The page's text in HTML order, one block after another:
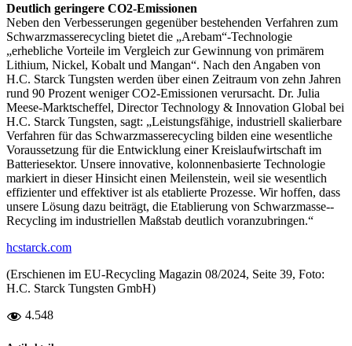
Deutlich geringere CO2-Emissionen
Neben den Verbesserungen gegenüber bestehenden Verfahren zum
Schwarzmasserecycling bietet die „Arebam“-Technologie
„erhebliche Vorteile im Vergleich zur Gewinnung von primärem
Lithium, Nickel, Kobalt und Mangan“. Nach den Angaben von
H.C. Starck Tungsten werden über einen Zeitraum von zehn Jahren
rund 90 Prozent weniger CO2-Emissionen verursacht. Dr. Julia
Meese-Marktscheffel, Director Technology & Innovation Global bei
H.C. Starck Tungsten, sagt: „Leistungsfähige, industriell skalierbare
Verfahren für das Schwarzmasserecycling bilden eine wesentliche
Voraussetzung für die Entwicklung einer Kreislaufwirtschaft im
Batteriesektor. Unsere innovative, kolonnenbasierte Technologie
markiert in dieser Hinsicht einen Meilenstein, weil sie wesentlich
effizienter und effektiver ist als eta­blierte Prozesse. Wir hoffen, dass
unsere Lösung dazu beiträgt, die Etablierung von Schwarzmasse-­
Recycling im industriellen Maßstab deutlich voranzubringen.“
hcstarck.com
(Erschienen im EU-Recycling Magazin 08/2024, Seite 39, Foto:
H.C. Starck Tungsten GmbH)
4.548